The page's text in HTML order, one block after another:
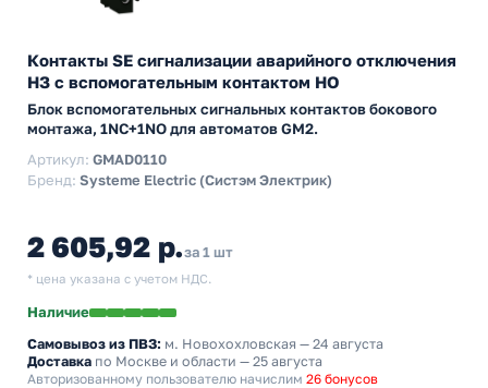
Контакты SE сигнализации аварийного отключения
НЗ с вспомогательным контактом НО
Блок вспомогательных сигнальных контактов бокового
монтажа, 1NC+1NO для автоматов GM2.
Артикул: GMAD0110
Бренд: Systeme Electric (Систэм Электрик)
2 605,92 р.за 1 шт
* цена указана с учетом НДС.
Наличие
Самовывоз из ПВЗ: м. Новохохловская — 24 августа
Доставка по Москве и области — 25 августа
Авторизованному пользователю начислим 26 бонусов